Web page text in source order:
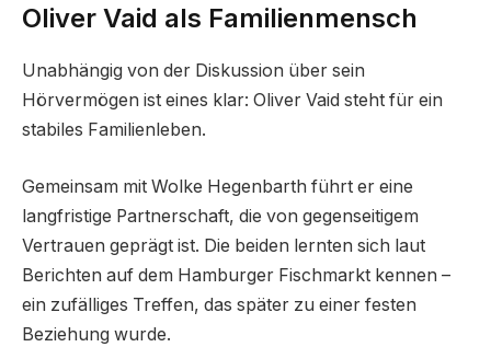
Oliver Vaid als Familienmensch
Unabhängig von der Diskussion über sein
Hörvermögen ist eines klar: Oliver Vaid steht für ein
stabiles Familienleben.
Gemeinsam mit Wolke Hegenbarth führt er eine
langfristige Partnerschaft, die von gegenseitigem
Vertrauen geprägt ist. Die beiden lernten sich laut
Berichten auf dem Hamburger Fischmarkt kennen –
ein zufälliges Treffen, das später zu einer festen
Beziehung wurde.